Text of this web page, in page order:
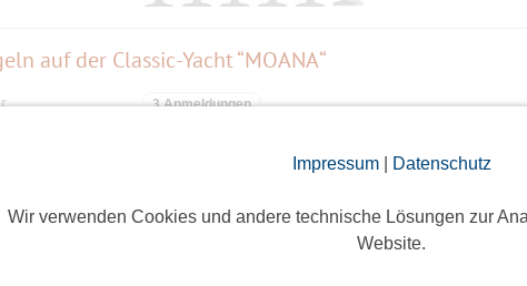
Impressum| Datenschutz
Wir verwenden Cookies und andere technische Lösungen zur
Website.
auf der Classic-Yacht “MOANA“
3 Anmeldungen